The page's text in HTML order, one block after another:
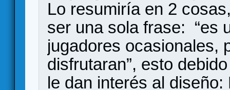
Lo resumiría en 2
ser una sola frase: “es
jugadores ocasionales,
disfrutaran”, esto
le dan interés al